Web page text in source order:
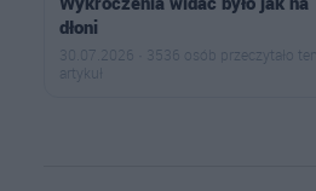
dłoni
30.07.2026 · 3536 osób przeczytało ten
artykuł